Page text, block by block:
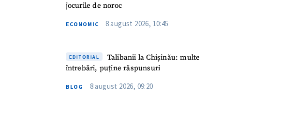
jocurile de noroc
ECONOMIC 8 august 2026, 10:45
EDITORIAL
Talibanii la Chișinău: multe
întrebări, puține răspunsuri
BLOG 8 august 2026, 09:20
Am citit și sunt de acord cupolitica de